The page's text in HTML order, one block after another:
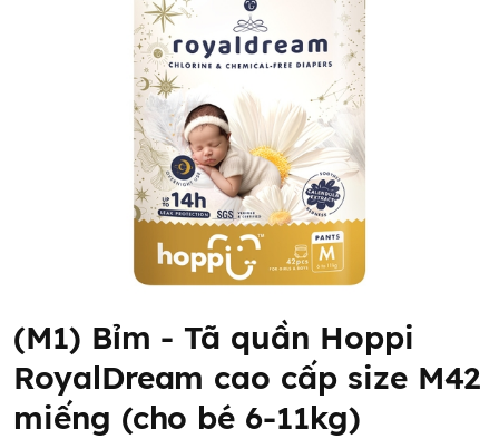
(M1) Bỉm - Tã quần Hoppi
RoyalDream cao cấp size M42
miếng (cho bé 6-11kg)